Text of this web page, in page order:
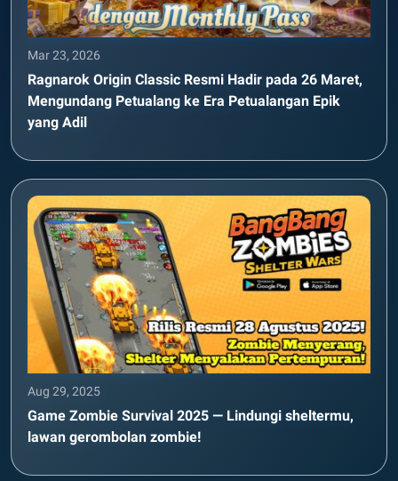
Mar 23, 2026
Ragnarok Origin Classic Resmi Hadir pada 26 Maret,
Mengundang Petualang ke Era Petualangan Epik
yang Adil
Aug 29, 2025
Game Zombie Survival 2025 — Lindungi sheltermu,
lawan gerombolan zombie!